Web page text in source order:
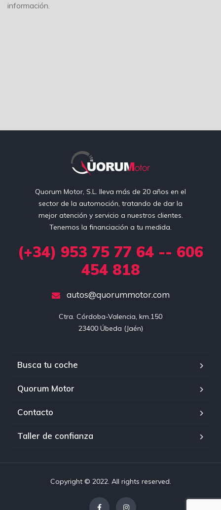
información.
Quorum Motor, S.L. lleva más de 20 años en el
sector de la automoción, tratando de dar la
mejor atención y servicio a nuestros clientes.
Tenemos la financiación a tu medida.
(+34) 953 75 77 64 -- 606
454 818
autos@quorummotor.com
Ctra. Córdoba-Valencia, km.150
23400 Úbeda (Jaén)
Busca tu coche
Quorum Motor
Contacto
Taller de confianza
Copyright © 2022. All rights reserved.